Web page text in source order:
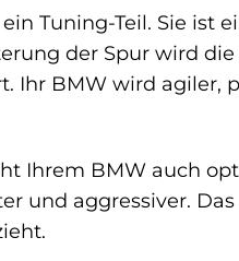
Tuning-Teil. Sie ist
der Spur wird
Ihr BMW wird agiler,
Ihrem BMW auch
und aggressiver.